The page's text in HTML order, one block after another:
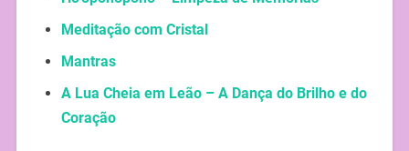
Meditação com Cristal
Mantras
A Lua Cheia em Leão – A Dança do Brilho e do
Coração